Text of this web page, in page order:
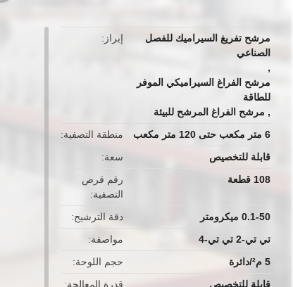
إبراز
مرشح تفريغ السيراميك للفصل
الصناعي
,
مرشح الفراغ السيراميكي الموفر
للطاقة
, مرشح الفراغ المرشح للبيئة
منطقة التصفية
6 متر مكعب حتى 120 متر مكعب
سعة
قابلة للتخصيص
رقم قرص
التصفية
108 قطعة
دقة الترشيح
0.1-50 ميكرومتر
مواصفة
تي تي-2 تي تي-4
حجم اللوحة
5 م²/دائرة
قدرة المعالجة
قابلة للتخصيص